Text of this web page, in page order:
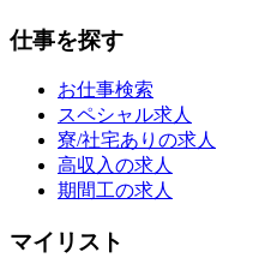
仕事を探す
お仕事検索
スペシャル求人
寮/社宅ありの求人
高収入の求人
期間工の求人
マイリスト